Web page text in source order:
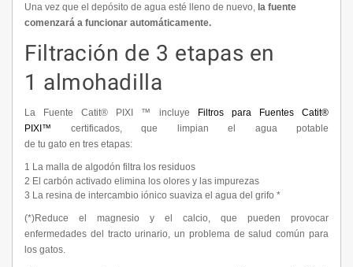
Una vez que el depósito de agua esté lleno de nuevo, la fuente
comenzará a funcionar automáticamente.
Filtración de 3 etapas en
1 almohadilla
La Fuente Catit® PIXI ™ incluye
Filtros para Fuentes Catit®
PIXI™ certificados, que limpian el agua potable
de tu gato en tres etapas:
1 La malla de algodón filtra los residuos
2 El carbón activado elimina los olores y las impurezas
3 La resina de intercambio iónico suaviza el agua del grifo *
(*)Reduce el magnesio y el calcio, que pueden provocar
enfermedades del tracto urinario, un problema de salud común para
los gatos.